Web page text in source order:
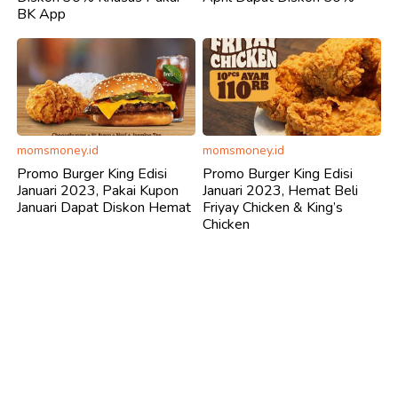
BK App
momsmoney.id
Promo Burger King Edisi
Januari 2023, Pakai Kupon
Januari Dapat Diskon Hemat
momsmoney.id
Promo Burger King Edisi
Januari 2023, Hemat Beli
Friyay Chicken & King’s
Chicken